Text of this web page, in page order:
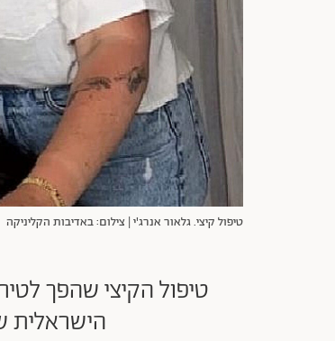
טיפול קיצי. גלאור אנרג'י | צילום: באדיבות הקליניקה
טיפול הקיצי שהפך
הישראלית